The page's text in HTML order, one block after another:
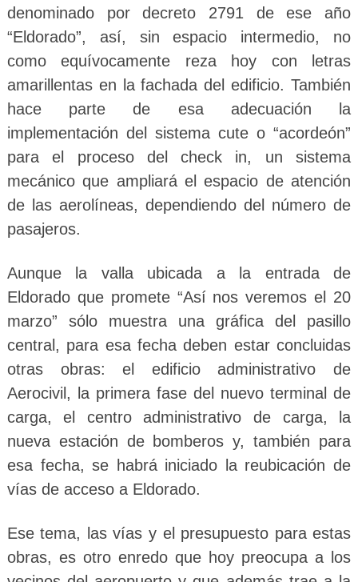
denominado por decreto 2791 de ese año
“Eldorado”, así, sin espacio intermedio, no
como equívocamente reza hoy con letras
amarillentas en la fachada del edificio. También
hace parte de esa adecuación la
implementación del sistema cute o “acordeón”
para el proceso del check in, un sistema
mecánico que ampliará el espacio de atención
de las aerolíneas, dependiendo del número de
pasajeros.
Aunque la valla ubicada a la entrada de
Eldorado que promete “Así nos veremos el 20
marzo” sólo muestra una gráfica del pasillo
central, para esa fecha deben estar concluidas
otras obras: el edificio administrativo de
Aerocivil, la primera fase del nuevo terminal de
carga, el centro administrativo de carga, la
nueva estación de bomberos y, también para
esa fecha, se habrá iniciado la reubicación de
vías de acceso a Eldorado.
Ese tema, las vías y el presupuesto para estas
obras, es otro enredo que hoy preocupa a los